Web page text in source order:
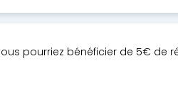
vous pourriez bénéficier de 5€ de